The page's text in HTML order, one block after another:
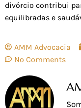
divórcio contribui
equilibradas e
AMM Advocacia
No Comments